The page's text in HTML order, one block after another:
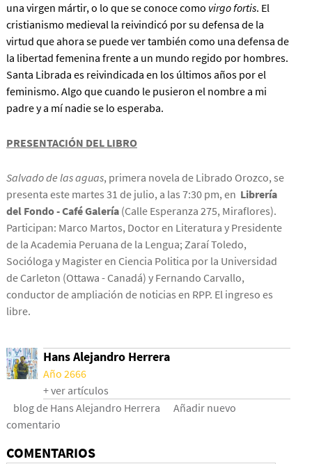
una virgen mártir, o lo que se conoce como virgo fortis. El
cristianismo medieval la reivindicó por su defensa de la
virtud que ahora se puede ver también como una defensa de
la libertad femenina frente a un mundo regido por hombres.
Santa Librada es reivindicada en los últimos años por el
feminismo. Algo que cuando le pusieron el nombre a mi
padre y a mí nadie se lo esperaba.
PRESENTACIÓN DEL LIBRO
Salvado de las aguas, primera novela de Librado Orozco, se
presenta este martes 31 de julio, a las 7:30 pm, en Librería
del Fondo - Café Galería (Calle Esperanza 275, Miraflores).
Participan: Marco Martos, Doctor en Literatura y Presidente
de la Academia Peruana de la Lengua; Zaraí Toledo,
Socióloga y Magister en Ciencia Politica por la Universidad
de Carleton (Ottawa - Canadá) y Fernando Carvallo,
conductor de ampliación de noticias en RPP. El ingreso es
libre.
Hans Alejandro Herrera
Año 2666
+ ver artículos
blog de Hans Alejandro Herrera
Añadir nuevo
comentario
COMENTARIOS